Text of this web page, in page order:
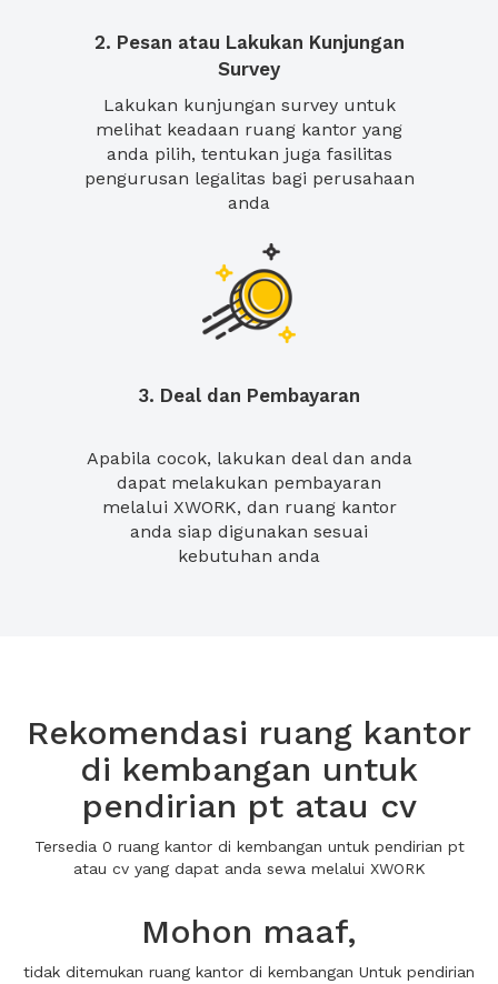
2. Pesan atau Lakukan Kunjungan
Survey
Lakukan kunjungan survey untuk
melihat keadaan ruang kantor yang
anda pilih, tentukan juga fasilitas
pengurusan legalitas bagi perusahaan
anda
3. Deal dan Pembayaran
Apabila cocok, lakukan deal dan anda
dapat melakukan pembayaran
melalui XWORK, dan ruang kantor
anda siap digunakan sesuai
kebutuhan anda
Rekomendasi ruang kantor
di kembangan untuk
pendirian pt atau cv
Tersedia 0 ruang kantor di kembangan untuk pendirian pt
atau cv yang dapat anda sewa melalui XWORK
Mohon maaf,
tidak ditemukan ruang kantor di kembangan Untuk pendirian